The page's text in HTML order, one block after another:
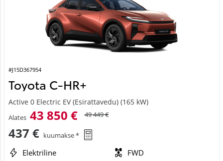
#J15D367954
Toyota C-HR+
Active 0 Electric EV (Esirattavedu) (165 kW)
Alates 43 850 € 49 449 €
437 € kuumakse *
Elektriline
FWD